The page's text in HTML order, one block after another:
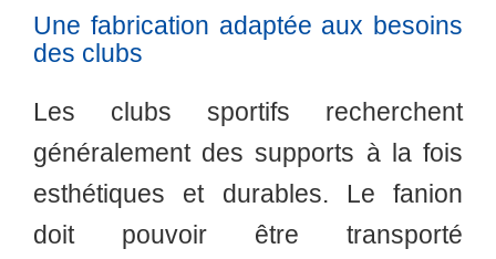
Une fabrication adaptée aux besoins
des clubs
Les clubs sportifs recherchent
généralement des supports à la fois
esthétiques et durables. Le fanion
doit pouvoir être transporté